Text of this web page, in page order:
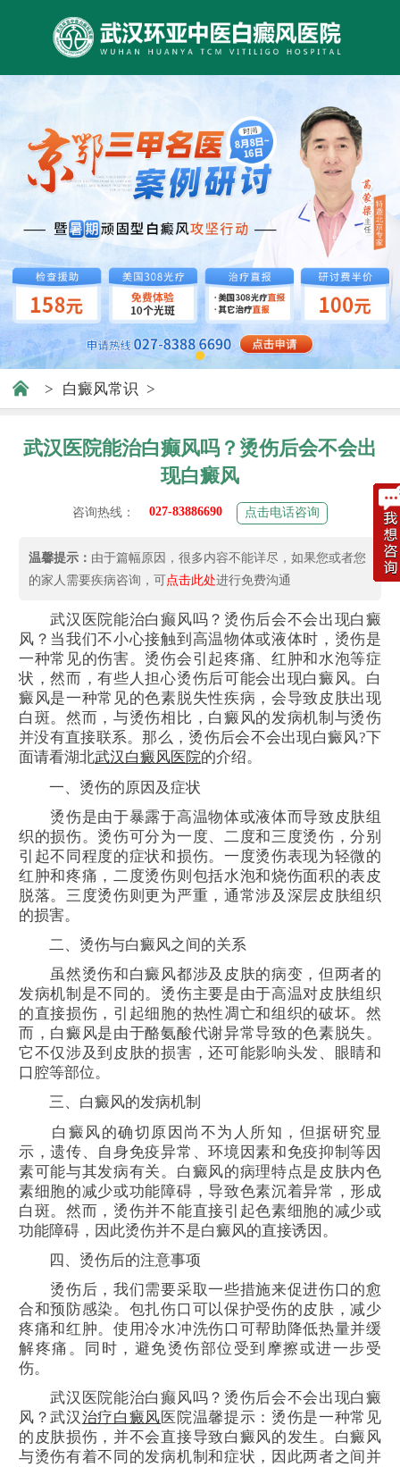
> 白癜风常识 >
武汉医院能治白癫风吗？烫伤后会不会出
现白癜风
咨询热线： 027-83886690 点击电话咨询
温馨提示： 由于篇幅原因，很多内容不能详尽，如果您或者您
的家人需要疾病咨询，可点击此处进行免费沟通
武汉医院能治白癫风吗？烫伤后会不会出现白癜
风？当我们不小心接触到高温物体或液体时，烫伤是
一种常见的伤害。烫伤会引起疼痛、红肿和水泡等症
状，然而，有些人担心烫伤后可能会出现白癜风。白
癜风是一种常见的色素脱失性疾病，会导致皮肤出现
白斑。然而，与烫伤相比，白癜风的发病机制与烫伤
并没有直接联系。那么，烫伤后会不会出现白癜风?下
面请看湖北武汉白癜风医院的介绍。
一、烫伤的原因及症状
烫伤是由于暴露于高温物体或液体而导致皮肤组
织的损伤。烫伤可分为一度、二度和三度烫伤，分别
引起不同程度的症状和损伤。一度烫伤表现为轻微的
红肿和疼痛，二度烫伤则包括水泡和烧伤面积的表皮
脱落。三度烫伤则更为严重，通常涉及深层皮肤组织
的损害。
二、烫伤与白癜风之间的关系
虽然烫伤和白癜风都涉及皮肤的病变，但两者的
发病机制是不同的。烫伤主要是由于高温对皮肤组织
的直接损伤，引起细胞的热性凋亡和组织的破坏。然
而，白癜风是由于酪氨酸代谢异常导致的色素脱失。
它不仅涉及到皮肤的损害，还可能影响头发、眼睛和
口腔等部位。
三、白癜风的发病机制
白癜风的确切原因尚不为人所知，但据研究显
示，遗传、自身免疫异常、环境因素和免疫抑制等因
素可能与其发病有关。白癜风的病理特点是皮肤内色
素细胞的减少或功能障碍，导致色素沉着异常，形成
白斑。然而，烫伤并不能直接引起色素细胞的减少或
功能障碍，因此烫伤并不是白癜风的直接诱因。
四、烫伤后的注意事项
烫伤后，我们需要采取一些措施来促进伤口的愈
合和预防感染。包扎伤口可以保护受伤的皮肤，减少
疼痛和红肿。使用冷水冲洗伤口可帮助降低热量并缓
解疼痛。同时，避免烫伤部位受到摩擦或进一步受
伤。
武汉医院能治白癫风吗？烫伤后会不会出现白癜
风？武汉治疗白癜风医院温馨提示：烫伤是一种常见
的皮肤损伤，并不会直接导致白癜风的发生。白癜风
与烫伤有着不同的发病机制和症状，因此两者之间并